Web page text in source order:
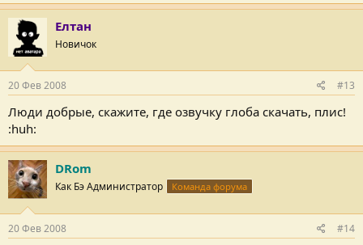
Елтан
Новичок
20 Фев 2008 #13
Люди добрые, скажите, где озвучку глоба скачать, плис!
:huh:
DRom
Как Бэ Администратор Команда форума
20 Фев 2008 #14